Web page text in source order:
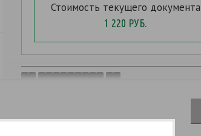
Стоимость текущего документа
1 220 РУБ.